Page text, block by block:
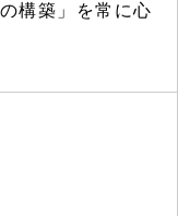
構築」を常に心